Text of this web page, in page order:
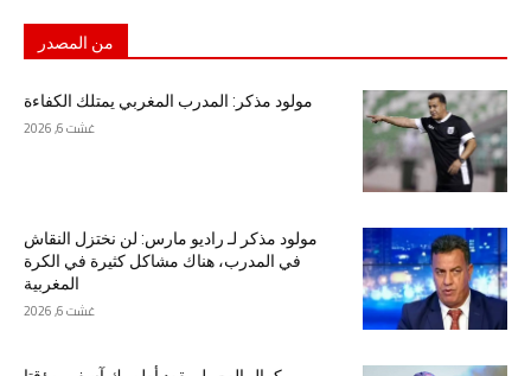
من المصدر
مولود مذكر: المدرب المغربي يمتلك الكفاءة
غشت 6, 2026
مولود مذكر لـ راديو مارس: لن نختزل النقاش
في المدرب، هناك مشاكل كثيرة في الكرة
المغربية
غشت 6, 2026